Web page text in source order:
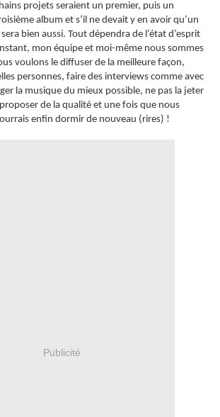
projets seraient un premier, puis un
album et s’il ne devait y en avoir qu’un
bien aussi. Tout dépendra de l’état d’esprit
mon équipe et moi-même nous sommes
voulons le diffuser de la meilleure façon,
personnes, faire des interviews comme avec
la musique du mieux possible, ne pas la jeter
de la qualité et une fois que nous
enfin dormir de nouveau (rires) !
Publicité